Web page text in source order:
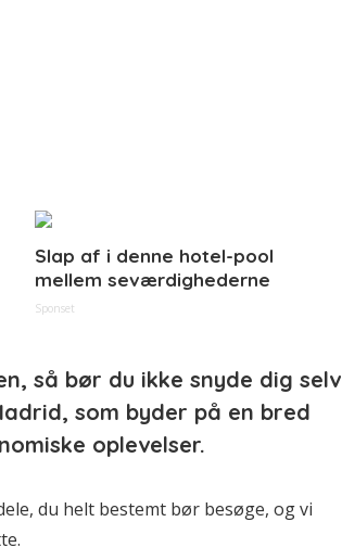
Slap af i denne hotel-pool
mellem seværdighederne
Sponset
så bør du ikke snyde dig selv
som byder på en bred
oplevelser.
du helt bestemt bør besøge, og vi